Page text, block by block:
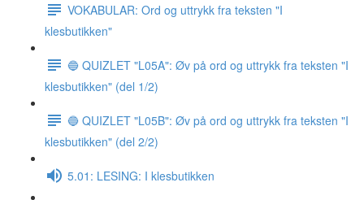
VOKABULAR: Ord og uttrykk fra teksten "I
klesbutikken"
🔵 QUIZLET "L05A": Øv på ord og uttrykk fra teksten "I
klesbutikken" (del 1/2)
🔵 QUIZLET "L05B": Øv på ord og uttrykk fra teksten "I
klesbutikken" (del 2/2)
5.01: LESING: I klesbutikken